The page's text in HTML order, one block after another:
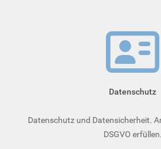
Datenschutz
Datenschutz und Datensicherheit.
DSGVO erfüllen.